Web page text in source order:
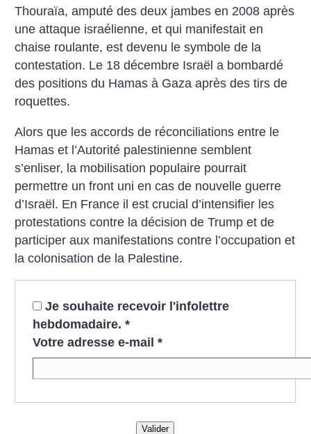
Thouraïa, amputé des deux jambes en 2008 après
une attaque israélienne, et qui manifestait en
chaise roulante, est devenu le symbole de la
contestation. Le 18 décembre Israël a bombardé
des positions du Hamas à Gaza après des tirs de
roquettes.
Alors que les accords de réconciliations entre le
Hamas et l’Autorité palestinienne semblent
s’enliser, la mobilisation populaire pourrait
permettre un front uni en cas de nouvelle guerre
d’Israël. En France il est crucial d’intensifier les
protestations contre la décision de Trump et de
participer aux manifestations contre l’occupation et
la colonisation de la Palestine.
Je souhaite recevoir l'infolettre
hebdomadaire. *
Votre adresse e-mail *
Valider